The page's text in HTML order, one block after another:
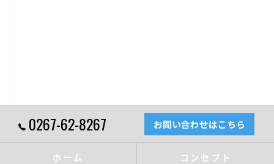
0267-62-8267 お問い合わせはこちら
ホーム コンセプト